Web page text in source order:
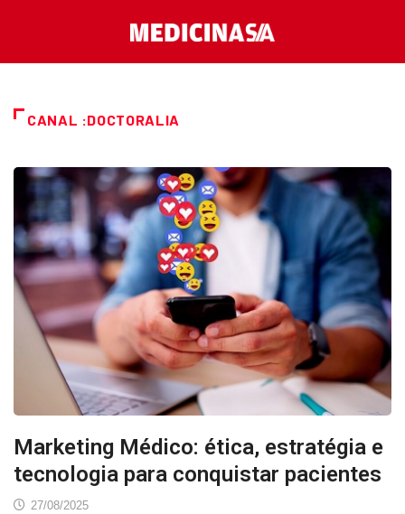
CANAL :DOCTORALIA
Marketing Médico: ética, estratégia e
tecnologia para conquistar pacientes
27/08/2025